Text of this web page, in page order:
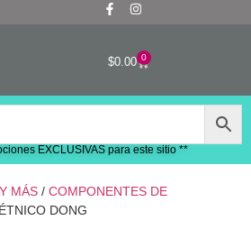
$0.00 0
EXCLUSIVAS para este sitio **
MÁS / COMPONENTES DE
DONG